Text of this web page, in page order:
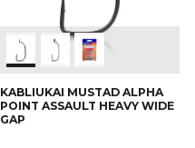
KABLIUKAI MUSTAD ALPHA
POINT ASSAULT HEAVY WIDE
GAP